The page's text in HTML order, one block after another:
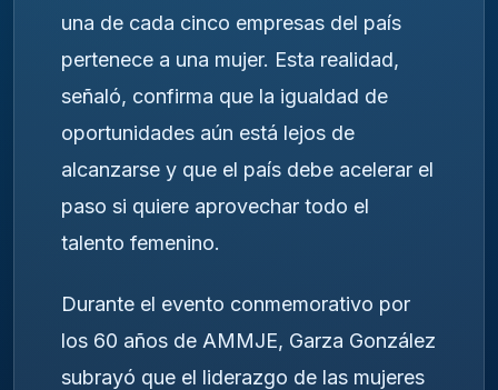
una de cada cinco empresas del país
pertenece a una mujer. Esta realidad,
señaló, confirma que la igualdad de
oportunidades aún está lejos de
alcanzarse y que el país debe acelerar el
paso si quiere aprovechar todo el
talento femenino.
Durante el evento conmemorativo por
los 60 años de AMMJE, Garza González
subrayó que el liderazgo de las mujeres